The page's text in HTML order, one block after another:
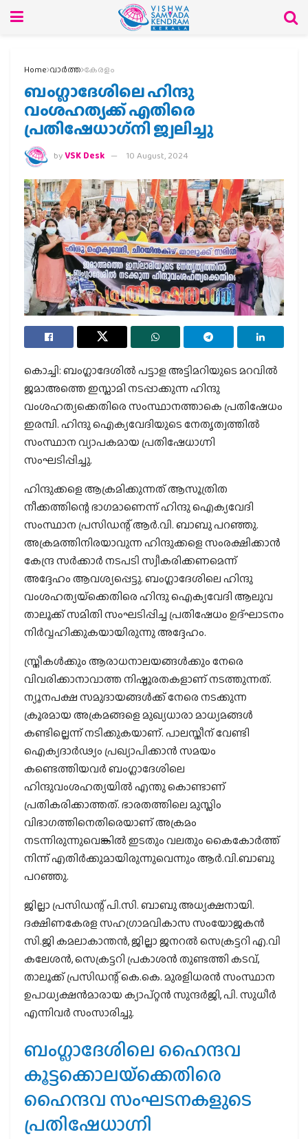
Home വാര്‍ത്ത കേരളം
ബംഗ്ലാദേശിലെ ഹിന്ദു
വംശഹത്യക്ക് എതിരെ
പ്രതിഷേധാഗ്‌നി ജ്വലിച്ചു
byVSK Desk 10 August, 2024
കൊച്ചി: ബംഗ്ലാദേശില്‍ പട്ടാള അട്ടിമറിയുടെ മറവില്‍
ജമാഅത്തെ ഇസ്ലാമി നടപ്പാക്കുന്ന ഹിന്ദു
വംശഹത്യക്കെതിരെ സംസ്ഥാനത്താകെ പ്രതിഷേധം
ഇരമ്പി. ഹിന്ദു ഐക്യവേദിയുടെ നേതൃത്വത്തില്‍
സംസ്ഥാന വ്യാപകമായ പ്രതിഷേധാഗ്നി
സംഘടിപ്പിച്ചു.
ഹിന്ദുക്കളെ ആക്രമിക്കുന്നത് ആസൂത്രിത
നീക്കത്തിന്റെ ഭാഗമാണെന്ന് ഹിന്ദു ഐക്യവേദി
സംസ്ഥാന പ്രസിഡന്റ് ആര്‍.വി. ബാബു പറഞ്ഞു.
അക്രമത്തിനിരയാവുന്ന ഹിന്ദുക്കളെ സംരക്ഷിക്കാന്‍
കേന്ദ്ര സര്‍ക്കാര്‍ നടപടി സ്വീകരിക്കണമെന്ന്
അദ്ദേഹം ആവശ്യപ്പെട്ടു. ബംഗ്ലാദേശിലെ ഹിന്ദു
വംശഹത്യയ്‌ക്കെതിരെ ഹിന്ദു ഐക്യവേദി ആലുവ
താലൂക്ക് സമിതി സംഘടിപ്പിച്ച പ്രതിഷേധം ഉദ്ഘാടനം
നിര്‍വ്വഹിക്കുകയായിരുന്നു അദ്ദേഹം.
സ്ത്രീകള്‍ക്കും ആരാധനാലയങ്ങള്‍ക്കും നേരെ
വിവരിക്കാനാവാത്ത നിഷ്ഠൂരതകളാണ് നടത്തുന്നത്.
ന്യൂനപക്ഷ സമുദായങ്ങള്‍ക്ക് നേരെ നടക്കുന്ന
ക്രൂരമായ അക്രമങ്ങളെ മുഖ്യധാരാ മാധ്യമങ്ങള്‍
കണ്ടില്ലെന്ന് നടിക്കുകയാണ്. പാലസ്തീന് വേണ്ടി
ഐക്യദാര്‍ഢ്യം പ്രഖ്യാപിക്കാന്‍ സമയം
കണ്ടെത്തിയവര്‍ ബംഗ്ലാദേശിലെ
ഹിന്ദുവംശഹത്യയില്‍ എന്തു കൊണ്ടാണ്
പ്രതികരിക്കാത്തത്. ഭാരതത്തിലെ മുസ്ലിം
വിഭാഗത്തിനെതിരെയാണ് അക്രമം
നടന്നിരുന്നുവെങ്കില്‍ ഇടതും വലതും കൈകോര്‍ത്ത്
നിന്ന് എതിര്‍ക്കുമായിരുന്നുവെന്നും ആര്‍.വി.ബാബു
പറഞ്ഞു.
ജില്ലാ പ്രസിഡന്റ് പി.സി. ബാബു അധ്യക്ഷനായി.
ദക്ഷിണകേരള സഹഗ്രാമവികാസ സംയോജകന്‍
സി.ജി കമലാകാന്തന്‍, ജില്ലാ ജനറല്‍ സെക്രട്ടറി എ.വി
കലേശന്‍, സെക്രട്ടറി പ്രകാശന്‍ തുണ്ടത്തി കടവ്,
താലൂക്ക് പ്രസിഡന്റ് കെ.കെ. മുരളിധരന്‍ സംസ്ഥാന
ഉപാധ്യക്ഷന്‍മാരായ ക്യാപ്റ്റന്‍ സുന്ദര്‍ജി, പി. സുധീര്‍
എന്നിവര്‍ സംസാരിച്ചു.
ബംഗ്ലാദേശിലെ ഹൈന്ദവ
കൂട്ടക്കൊലയ്‌ക്കെതിരെ
ഹൈന്ദവ സംഘടനകളുടെ
പ്രതിഷേധാഗ്നി